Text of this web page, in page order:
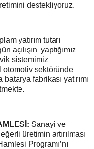
destekliyoruz.
yatırım tutarı
yaptığımız
sistemimiz
otomotiv sektöründe
fabrikası yatırımı
Sanayi ve
üretimin artırılması
Programı’nı